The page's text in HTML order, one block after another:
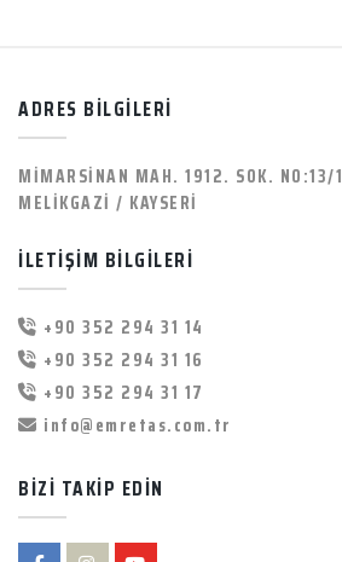
ADRES BİLGİLERİ
MİMARSİNAN MAH. 1912. SOK. NO:13/1
MELİKGAZİ / KAYSERİ
İLETİŞİM BİLGİLERİ
+90 352 294 31 14
+90 352 294 31 16
+90 352 294 31 17
info@emretas.com.tr
BİZİ TAKİP EDİN